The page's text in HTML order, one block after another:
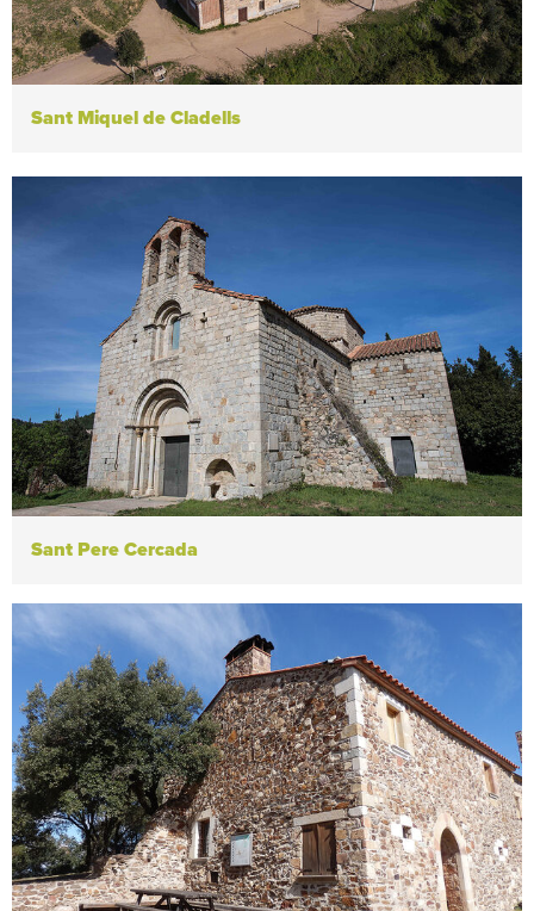
Sant Miquel de Cladells
Sant Pere Cercada